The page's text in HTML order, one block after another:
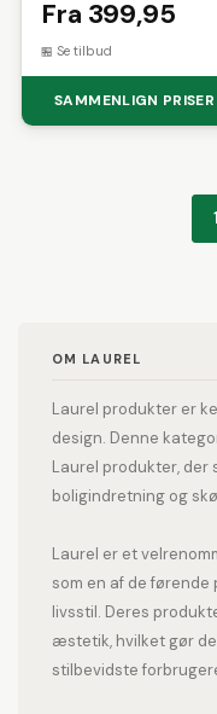
Fra 399,95
Se tilbud
SAMMENLIGN PRISER
1
OM LAUREL
Laurel produkter er
design. Denne
Laurel produkter,
boligindretning og
Laurel er et
som en af de
livsstil. Deres
æstetik, hvilket gør
stilbevidste